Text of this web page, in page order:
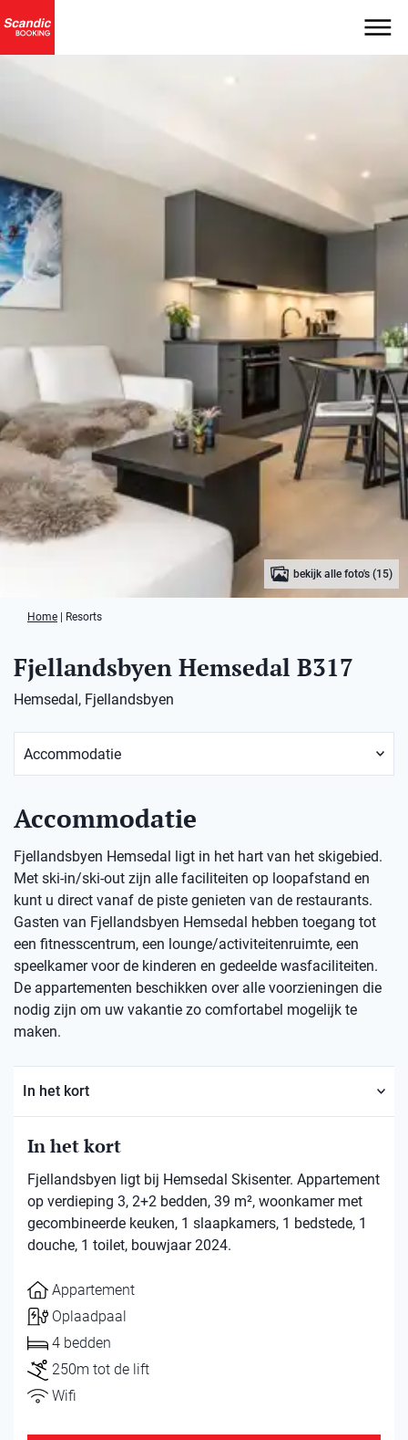
bekijk alle foto's (15)
Home Resorts
Fjellandsbyen Hemsedal B317
Hemsedal, Fjellandsbyen
Accommodatie
Fjellandsbyen Hemsedal ligt in het hart van het skigebied.
Met ski-in/ski-out zijn alle faciliteiten op loopafstand en
kunt u direct vanaf de piste genieten van de restaurants.
Gasten van Fjellandsbyen Hemsedal hebben toegang tot
een fitnesscentrum, een lounge/activiteitenruimte, een
speelkamer voor de kinderen en gedeelde wasfaciliteiten.
De appartementen beschikken over alle voorzieningen die
nodig zijn om uw vakantie zo comfortabel mogelijk te
maken.
In het kort
In het kort
Fjellandsbyen ligt bij Hemsedal Skisenter. Appartement
op verdieping 3, 2+2 bedden, 39 m², woonkamer met
gecombineerde keuken, 1 slaapkamers, 1 bedstede, 1
douche, 1 toilet, bouwjaar 2024.
Appartement
Oplaadpaal
4 bedden
250m tot de lift
Wifi